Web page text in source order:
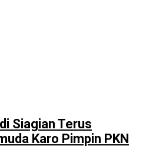
Siagian Terus
Karo Pimpin PKN